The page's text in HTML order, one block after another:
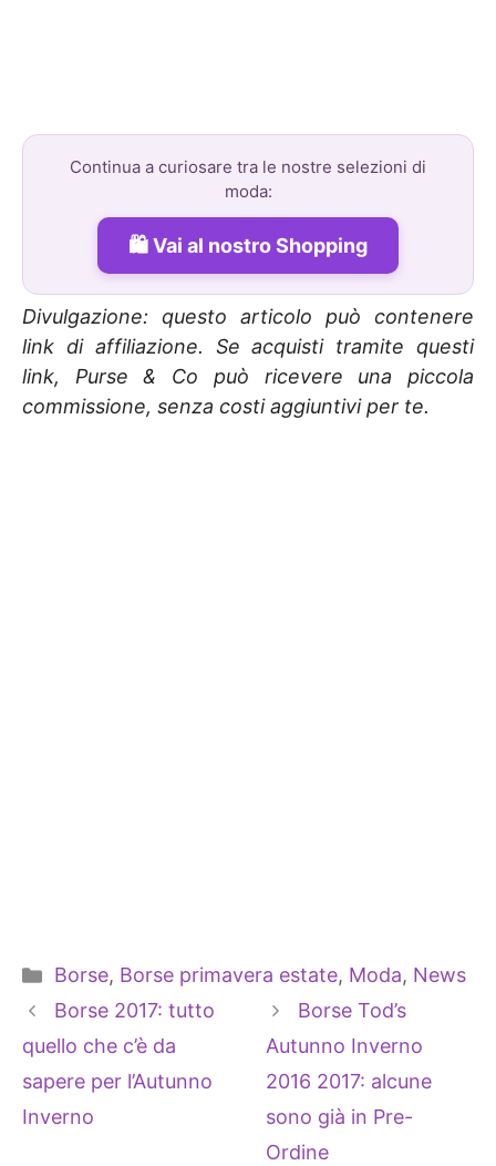
Continua a curiosare tra le nostre selezioni di
moda:
Vai al nostro Shopping
Divulgazione: questo articolo può contenere
link di affiliazione. Se acquisti tramite questi
link, Purse & Co può ricevere una piccola
commissione, senza costi aggiuntivi per te.
Categorie
Borse, Borse primavera estate, Moda, News
Borse 2017: tutto
quello che c’è da
sapere per l’Autunno
Inverno
Borse Tod’s
Autunno Inverno
2016 2017: alcune
sono già in Pre-
Ordine